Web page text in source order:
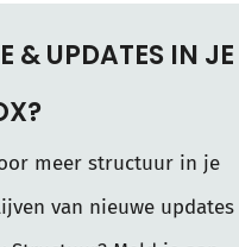
& UPDATES IN JE
meer structuur in je
van nieuwe updates